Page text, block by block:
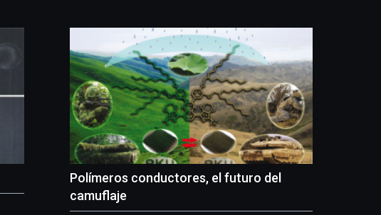
(BZP),
un
festival
que
llenará
la
ciudad
de
monólogos,
exposiciones,
conferencias,
Polímeros conductores, el futuro del
camuflaje